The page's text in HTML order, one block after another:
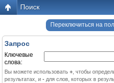
Поиск
Переключиться на
Запрос
Ключевые
слова:
Вы можете использовать + , чтобы
результатах, и - для слов, которых в